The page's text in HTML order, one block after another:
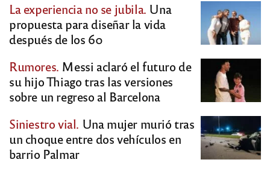
La experiencia no se jubila. Una
propuesta para diseñar la vida
después de los 60
Rumores. Messi aclaró el futuro de
su hijo Thiago tras las versiones
sobre un regreso al Barcelona
Siniestro vial. Una mujer murió tras
un choque entre dos vehículos en
barrio Palmar